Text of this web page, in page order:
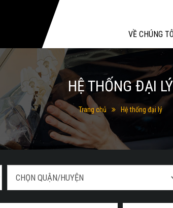
VỀ CHÚNG
HỆ THỐNG ĐẠI LÝ
Trang chủ Hệ thống đại lý